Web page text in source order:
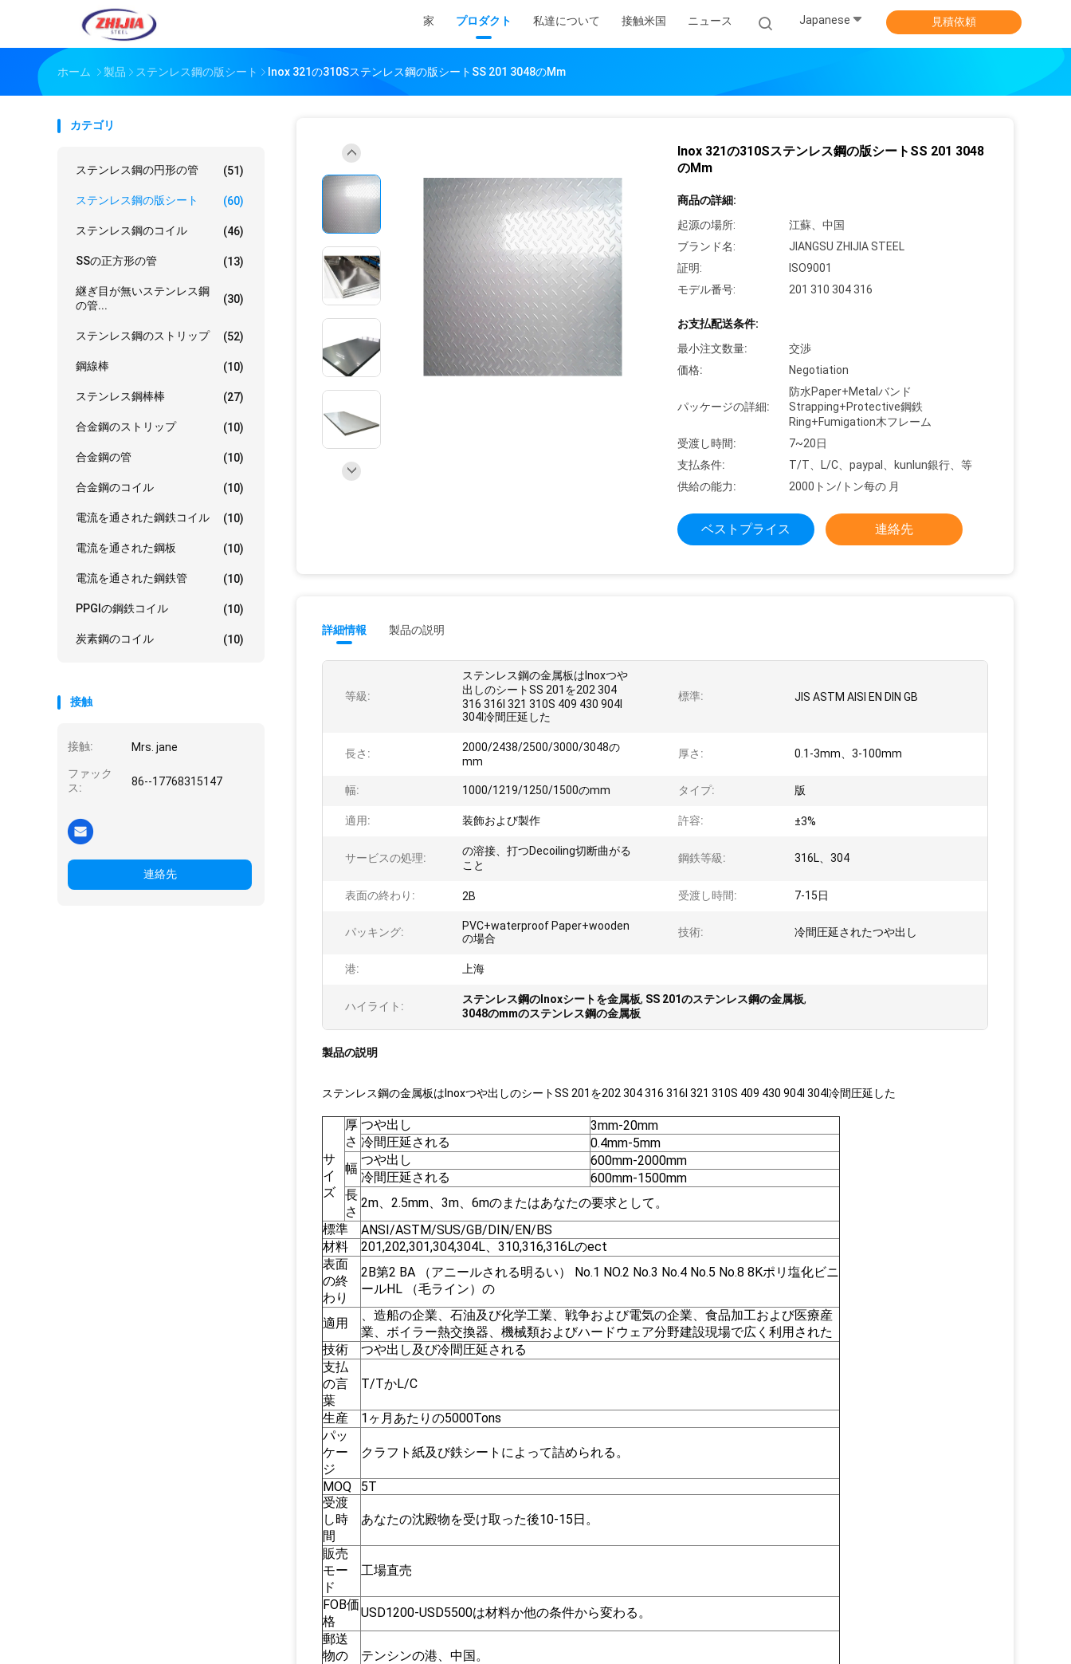
家 プロダクト 私達について 接触米国 ニュース Japanese 見積依頼
ホーム 製品 ステンレス鋼の版シート Inox 321の310Sステンレス鋼の版シートSS 201 3048のMm
カテゴリ
ステンレス鋼の円形の管 (51)
ステンレス鋼の版シート (60)
ステンレス鋼のコイル (46)
SSの正方形の管 (13)
継ぎ目が無いステンレス鋼
の管...
(30)
ステンレス鋼のストリップ (52)
鋼線棒 (10)
ステンレス鋼棒棒 (27)
合金鋼のストリップ (10)
合金鋼の管 (10)
合金鋼のコイル (10)
電流を通された鋼鉄コイル (10)
電流を通された鋼板 (10)
電流を通された鋼鉄管 (10)
PPGIの鋼鉄コイル (10)
炭素鋼のコイル (10)
接触
接触: Mrs. jane
ファック
ス:
86--17768315147
連絡先
Inox 321の310Sステンレス鋼の版シートSS 201 3048
のMm
商品の詳細:
起源の場所:
江蘇、中国
ブランド名:
JIANGSU ZHIJIA STEEL
証明:
ISO9001
モデル番号:
201 310 304 316
お支払配送条件:
最小注文数量:
交渉
価格:
Negotiation
パッケージの詳細:
防水Paper+Metalバンド
Strapping+Protective鋼鉄
Ring+Fumigation木フレーム
受渡し時間:
7~20日
支払条件:
T/T、L/C、paypal、kunlun銀行、等
供給の能力:
2000トン/トン每の 月
ベストプライス 連絡先
詳細情報 製品の説明
等級:
ステンレス鋼の金属板はInoxつや
出しのシートSS 201を202 304
316 316l 321 310S 409 430 904l
304l冷間圧延した
標準: JIS ASTM AISI EN DIN GB
長さ:
2000/2438/2500/3000/3048の
mm
厚さ: 0.1-3mm、3-100mm
幅: 1000/1219/1250/1500のmm タイプ: 版
適用: 装飾および製作 許容: ±3%
サービスの処理:
の溶接、打つDecoiling切断曲がる
こと
鋼鉄等級: 316L、304
表面の終わり: 2B 受渡し時間: 7-15日
パッキング:
PVC+waterproof Paper+wooden
の場合
技術: 冷間圧延されたつや出し
港: 上海
ハイライト:
ステンレス鋼のInoxシートを金属板, SS 201のステンレス鋼の金属板,
3048のmmのステンレス鋼の金属板
製品の説明
ステンレス鋼の金属板はInoxつや出しのシートSS 201を202 304 316 316l 321 310S 409 430 904l 304l冷間圧延した
サ
イ
ズ
厚
さ
つや出し
3mm-20mm
冷間圧延される
0.4mm-5mm
幅
つや出し
600mm-2000mm
冷間圧延される
600mm-1500mm
長
さ
2m、2.5mm、3m、6mのまたはあなたの要求として。
標準
ANSI/ASTM/SUS/GB/DIN/EN/BS
材料
201,202,301,304,304L、310,316,316Lのect
表面
の終
わり
2B第2 BA （アニールされる明るい） No.1 NO.2 No.3 No.4 No.5 No.8 8Kポリ塩化ビニ
ールHL （毛ライン）の
適用
、造船の企業、石油及び化学工業、戦争および電気の企業、食品加工および医療産
業、ボイラー熱交換器、機械類およびハードウェア分野建設現場で広く利用された
技術
つや出し及び冷間圧延される
支払
の言
葉
T/TかL/C
生産
1ヶ月あたりの5000Tons
パッ
ケー
ジ
クラフト紙及び鉄シートによって詰められる。
MOQ
5T
受渡
し時
間
あなたの沈殿物を受け取った後10-15日。
販売
モー
ド
工場直売
FOB価
格
USD1200-USD5500は材料か他の条件から変わる。
郵送
物の
テンシンの港、中国。